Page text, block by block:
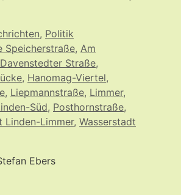
, Politik
Speicherstraße, Am
Davenstedter Straße,
, Hanomag-Viertel,
, Liepmannstraße, Limmer,
Süd, Posthornstraße,
Linden-Limmer, Wasserstadt
Ebers